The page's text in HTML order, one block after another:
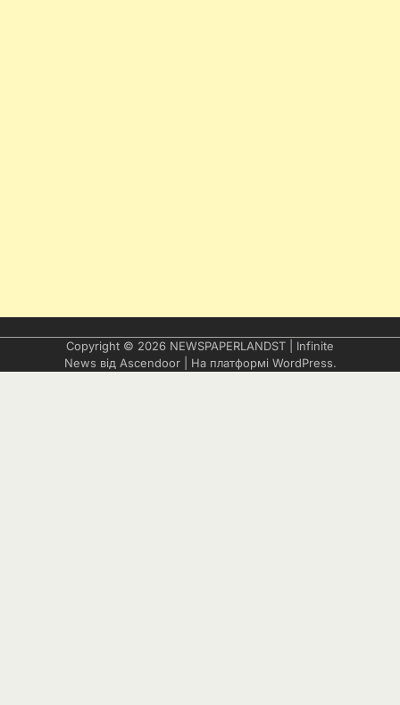
Copyright © 2026 NEWSPAPERLANDST | Infinite
News від Ascendoor| На платформі WordPress.